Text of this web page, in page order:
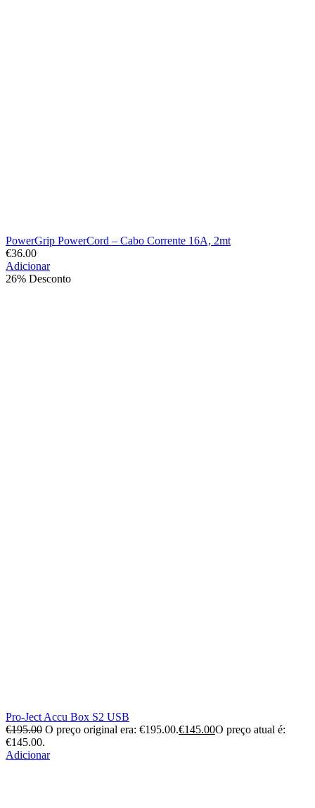
PowerGrip PowerCord – Cabo Corrente 16A, 2mt
€36.00
Adicionar
26% Desconto
Pro-Ject Accu Box S2 USB
€195.00 O preço original era: €195.00.€145.00O preço atual é:
€145.00.
Adicionar